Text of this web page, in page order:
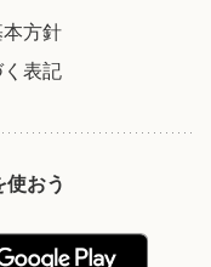
方針
表記
おう